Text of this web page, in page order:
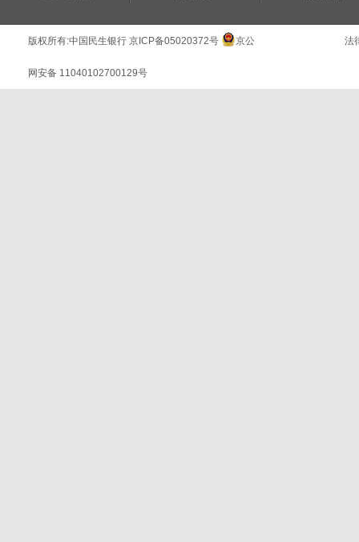
版权所有:中国民生银行 京ICP备05020372号 京公
网安备 11040102700129号
法